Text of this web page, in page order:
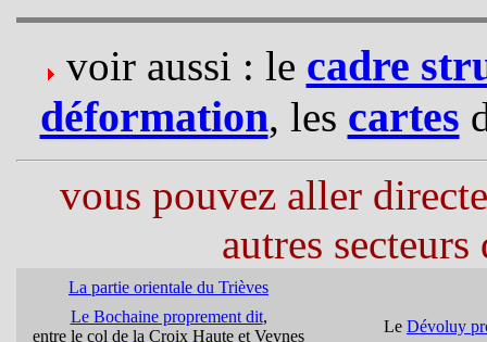
voir aussi : le cadre
déformation, les cartes
vous pouvez aller
autres
La partie orientale du Trièves
Le Bochaine proprement dit,
entre le col de la Croix Haute et Veynes
Le Dévoluy